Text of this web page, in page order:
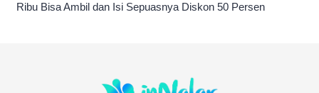
Ribu Bisa Ambil dan Isi Sepuasnya Diskon 50 Persen